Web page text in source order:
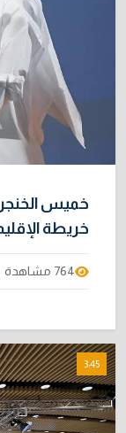
خميس الخنجر
خريطة
764 مشاهدة
3:45